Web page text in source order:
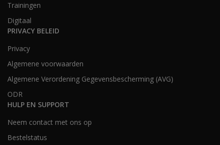
Trainingen
Digitaal
PRIVACY BELEID
Privacy
Algemene voorwaarden
Algemene Verordening Gegevensbescherming (AVG)
ODR
HULP EN SUPPORT
Neem contact met ons op
Bestelstatus